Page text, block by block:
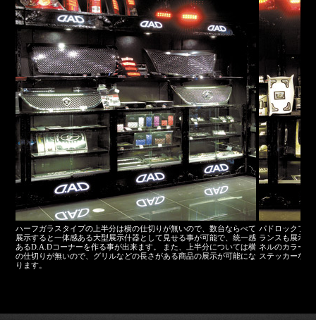
ハーフガラスタイプの上半分は横の仕切りが無いので、数台ならべて
展示すると一体感ある大型展示什器として見せる事が可能で、統一感
あるD.A.Dコーナーを作る事が出来ます。 また、上半分については横
の仕切りが無いので、グリルなどの長さがある商品の展示が可能にな
ります。
パドロックフ
ランスも展示
ネルのカラーバ
ステッカーな